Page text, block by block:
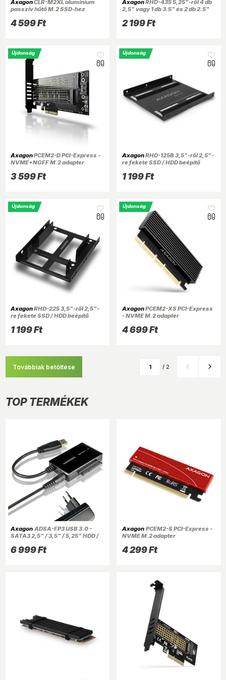
AxagonCLR-M2XL alumínium
passzív hűtő M.2 SSD-hez
4 599 Ft
AxagonRHD-435 5,25"-ről 4 db
2,5" vagy 1 db 3.5" és 2 db 2.5"
2 199 Ft
Újdonság
AxagonPCEM2-D PCI-Express -
NVME+NGFF M.2 adapter
3 599 Ft
Újdonság
AxagonRHD-125B 3,5"-ről 2,5"-
re fekete SSD / HDD beépítő
1 199 Ft
Újdonság
AxagonRHD-225 3,5"-ről 2,5"-
re fekete SSD / HDD beépítő
1 199 Ft
Újdonság
AxagonPCEM2-XS PCI-Express
- NVME M.2 adapter
4 699 Ft
Továbbiak betöltése / 2
TOP TERMÉKEK
Axagon ADSA-FP3 USB 3.0 -
SATA3 2,5" / 3,5" / 5,25" HDD /
6 999 Ft
Axagon PCEM2-S PCI-Express -
NVME M.2 adapter
4 299 Ft